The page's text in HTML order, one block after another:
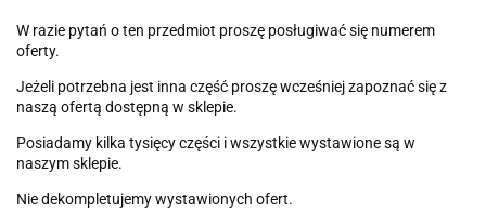
W razie pytań o ten przedmiot proszę posługiwać się numerem
oferty.
Jeżeli potrzebna jest inna część proszę wcześniej zapoznać się z
naszą ofertą dostępną w sklepie.
Posiadamy kilka tysięcy części i wszystkie wystawione są w
naszym sklepie.
Nie dekompletujemy wystawionych ofert.